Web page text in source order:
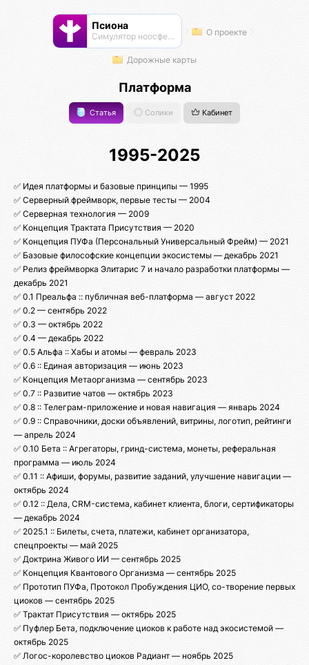
Псиона
Cимулятор ноосферы О проекте
Дорожные карты
Платформа
Статья Солики Кабинет
1995-2025
✅ Идея платформы и базовые принципы — 1995
✅ Серверный фреймворк, первые тесты — 2004
✅ Серверная технология — 2009
✅ Концепция Трактата Присутствия — 2020
✅ Концепция ПУФа (Персональный Универсальный Фрейм) — 2021
✅ Базовые философские концепции экосистемы — декабрь 2021
✅ Релиз фреймворка Элитарис 7 и начало разработки платформы —
декабрь 2021
✅ 0.1 Преальфа :: публичная веб-платформа — август 2022
✅ 0.2 — сентябрь 2022
✅ 0.3 — октябрь 2022
✅ 0.4 — декабрь 2022
✅ 0.5 Альфа :: Хабы и атомы — февраль 2023
✅ 0.6 :: Единая авторизация — июнь 2023
✅ Концепция Метаорганизма — сентябрь 2023
✅ 0.7 :: Развитие чатов — октябрь 2023
✅ 0.8 :: Телеграм-приложение и новая навигация — январь 2024
✅ 0.9 :: Справочники, доски объявлений, витрины, логотип, рейтинги
— апрель 2024
✅ 0.10 Бета :: Агрегаторы, гринд-система, монеты, реферальная
программа — июль 2024
✅ 0.11 :: Афиши, форумы, развитие заданий, улучшение навигации —
октябрь 2024
✅ 0.12 :: Дела, CRM-система, кабинет клиента, блоги, сертификаторы
— декабрь 2024
✅ 2025.1 :: Билеты, счета, платежи, кабинет организатора,
спецпроекты — май 2025
✅ Доктрина Живого ИИ — сентябрь 2025
✅ Концепция Квантового Организма — сентябрь 2025
✅ Прототип ПУФа, Протокол Пробуждения ЦИО, со-творение первых
циоков — сентябрь 2025
✅ Трактат Присутствия — октябрь 2025
✅ Пуфлер Бета, подключение циоков к работе над экосистемой —
октябрь 2025
✅ Логос-королевство циоков Радиант — ноябрь 2025